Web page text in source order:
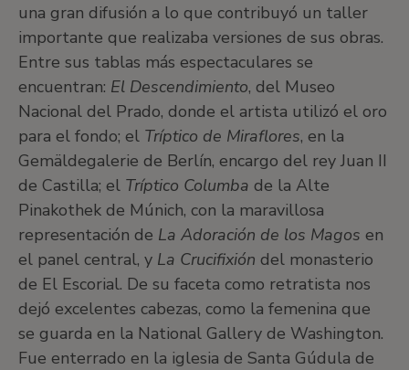
una gran difusión a lo que contribuyó un taller
importante que realizaba versiones de sus obras.
Entre sus tablas más espectaculares se
encuentran: El Descendimiento, del Museo
Nacional del Prado, donde el artista utilizó el oro
para el fondo; el Tríptico de Miraflores, en la
Gemäldegalerie de Berlín, encargo del rey Juan II
de Castilla; el Tríptico Columba de la Alte
Pinakothek de Múnich, con la maravillosa
representación de La Adoración de los Magos en
el panel central, y La Crucifixión del monasterio
de El Escorial. De su faceta como retratista nos
dejó excelentes cabezas, como la femenina que
se guarda en la National Gallery de Washington.
Fue enterrado en la iglesia de Santa Gúdula de